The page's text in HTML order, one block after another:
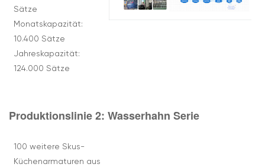
Sätze
Monatskapazität:
10.400 Sätze
Jahreskapazität:
124.000 Sätze
Produktionslinie 2: Wasserhahn Serie
100 weitere Skus-
Küchenarmaturen aus